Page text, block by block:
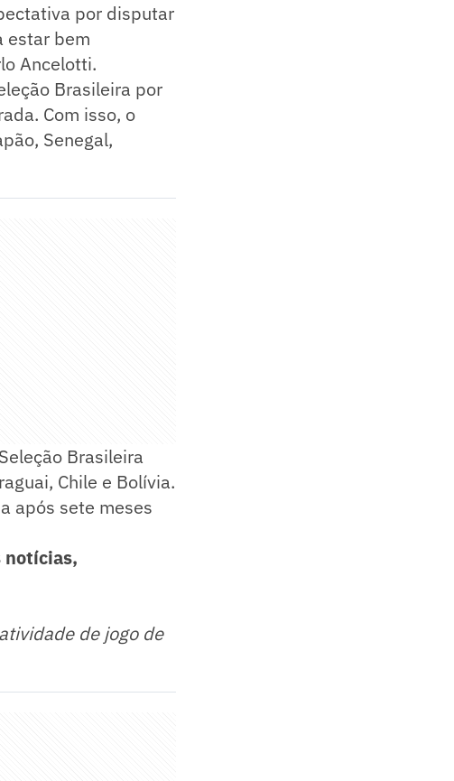
por disputar
estar bem
Ancelotti.
Brasileira por
Com isso, o
Senegal,
Brasileira
Chile e Bolívia.
após sete meses
notícias,
de jogo de